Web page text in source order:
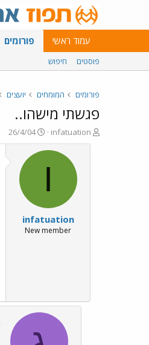
עמוד ראשי פורומים
פוסטים חיפוש
פורומים המומחים יועצים
פגשתי מישהו..
פ
ו
infatuation
פ
ו
ר
א
ר
י
26/4/04
I
infatuation
New member